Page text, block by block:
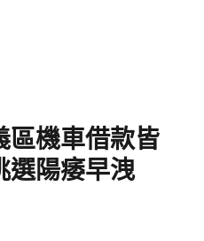
區機車借款皆
選陽痿早洩